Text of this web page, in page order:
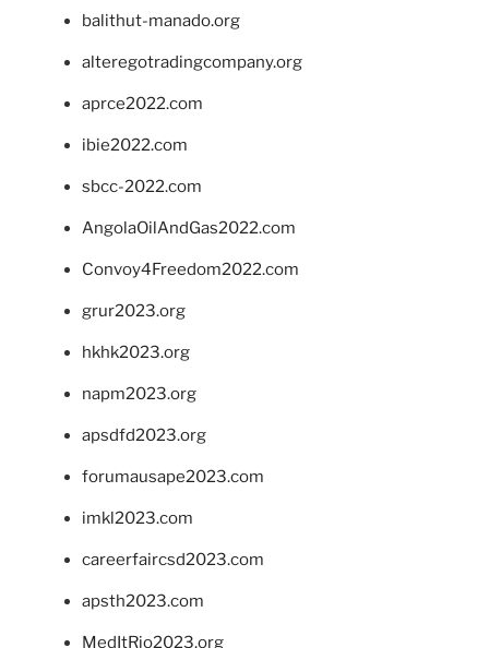
balithut-manado.org
alteregotradingcompany.org
aprce2022.com
ibie2022.com
sbcc-2022.com
AngolaOilAndGas2022.com
Convoy4Freedom2022.com
grur2023.org
hkhk2023.org
napm2023.org
apsdfd2023.org
forumausape2023.com
imkl2023.com
careerfaircsd2023.com
apsth2023.com
MedItRio2023.org